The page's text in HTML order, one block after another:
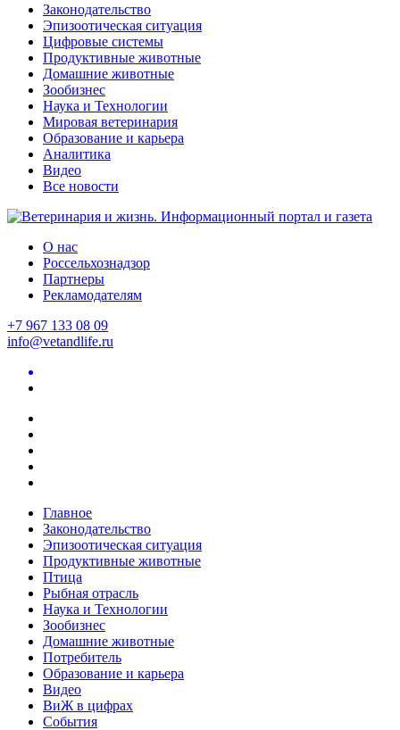
Законодательство
Эпизоотическая ситуация
Цифровые системы
Продуктивные животные
Домашние животные
Зообизнес
Наука и Технологии
Мировая ветеринария
Образование и карьера
Аналитика
Видео
Все новости
О нас
Россельхознадзор
Партнеры
Рекламодателям
+7 967 133 08 09
info@vetandlife.ru
Главное
Законодательство
Эпизоотическая ситуация
Продуктивные животные
Птица
Рыбная отрасль
Наука и Технологии
Зообизнес
Домашние животные
Потребитель
Образование и карьера
Видео
ВиЖ в цифрах
События